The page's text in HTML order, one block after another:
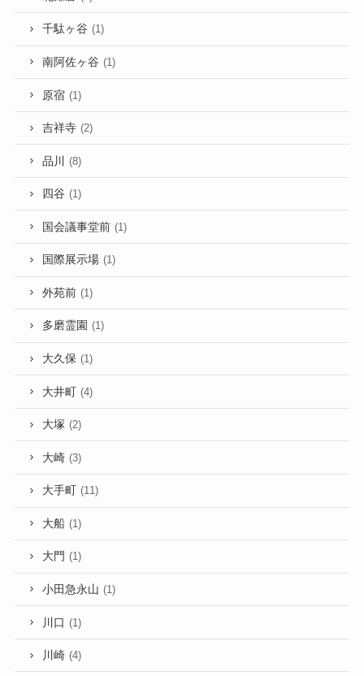
千駄ヶ谷 (1)
南阿佐ヶ谷 (1)
原宿 (1)
吉祥寺 (2)
品川 (8)
四谷 (1)
国会議事堂前 (1)
国際展示場 (1)
外苑前 (1)
多磨霊園 (1)
大久保 (1)
大井町 (4)
大塚 (2)
大崎 (3)
大手町 (11)
大船 (1)
大門 (1)
小田急永山 (1)
川口 (1)
川崎 (4)